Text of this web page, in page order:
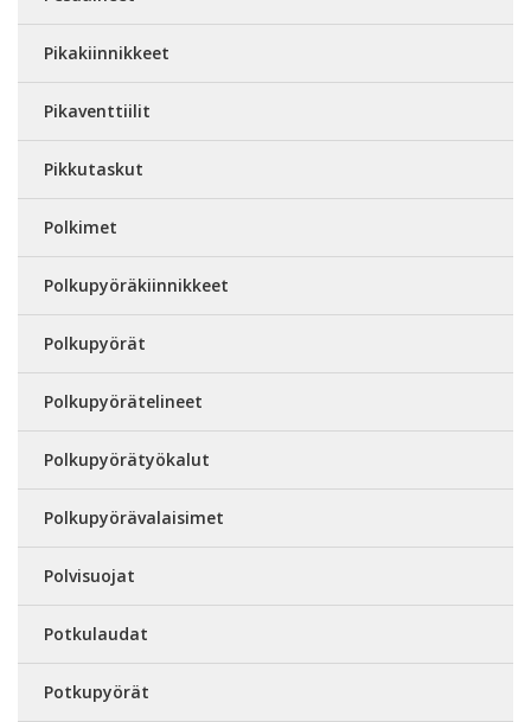
Pikakiinnikkeet
Pikaventtiilit
Pikkutaskut
Polkimet
Polkupyöräkiinnikkeet
Polkupyörät
Polkupyörätelineet
Polkupyörätyökalut
Polkupyörävalaisimet
Polvisuojat
Potkulaudat
Potkupyörät